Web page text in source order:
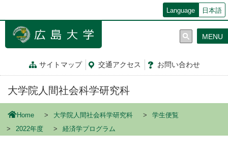
ン
Language 日本語
サイトマップ 交通アクセス お問い合わせ
MENU
大学院人間社会科学研究科
Home 大学院人間社会科学研究科
学生便覧
2022年度
経済学プログラム